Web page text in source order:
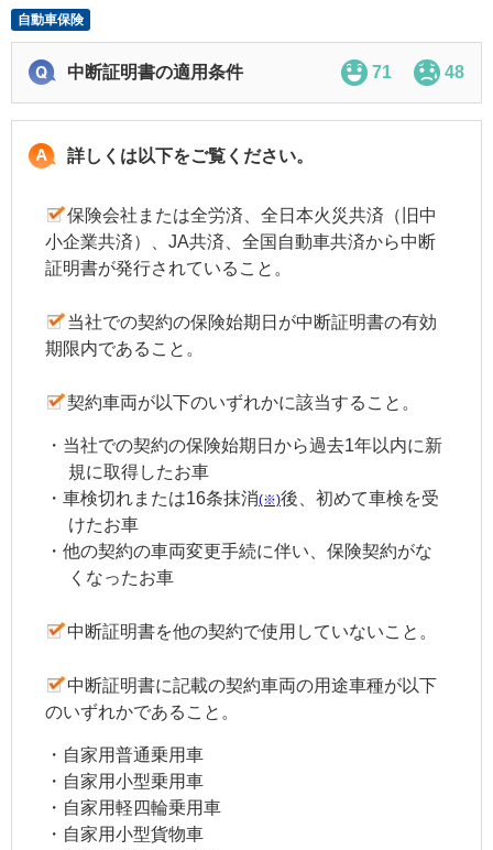
自動車保険
中断証明書の適用条件 71 48
詳しくは以下をご覧ください。
保険会社または全労済、全日本火災共済（旧中
小企業共済）、JA共済、全国自動車共済から中断
証明書が発行されていること。
当社での契約の保険始期日が中断証明書の有効
期限内であること。
契約車両が以下のいずれかに該当すること。
・当社での契約の保険始期日から過去1年以内に新
規に取得したお車
・車検切れまたは16条抹消(※)後、初めて車検を受
けたお車
・他の契約の車両変更手続に伴い、保険契約がな
くなったお車
中断証明書を他の契約で使用していないこと。
中断証明書に記載の契約車両の用途車種が以下
のいずれかであること。
・自家用普通乗用車
・自家用小型乗用車
・自家用軽四輪乗用車
・自家用小型貨物車